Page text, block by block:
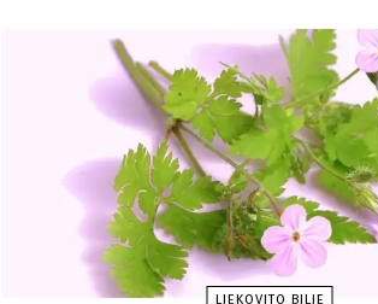
LJEKOVITO BILJE